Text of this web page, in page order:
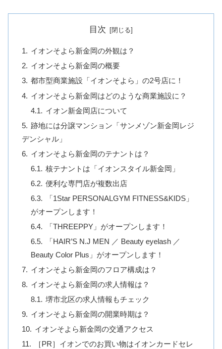
目次
イオンそよら新金岡の外観は？
イオンそよら新金岡の概要
都市型商業施設「イオンそよら」の2号店に！
イオンそよら新金岡はどのような商業施設に？
イオン新金岡店について
跡地には分譲マンション「サンメゾン新金岡レジ
デンシャル」
イオンそよら新金岡のテナントは？
核テナントは「イオンスタイル新金岡」
便利な専門店が複数出店
「1Star PERSONALGYM FITNESS&KIDS」
がオープンします！
「THREEPPY」がオープンします！
「HAIR’S N.J MEN ／ Beauty eyelash ／
Beauty Color Plus」がオープンします！
イオンそよら新金岡のフロア構成は？
イオンそよら新金岡の求人情報は？
堺市北区の求人情報もチェック
イオンそよら新金岡の開業時期は？
イオンそよら新金岡の交通アクセス
［PR］イオンでのお買い物はイオンカードセレ